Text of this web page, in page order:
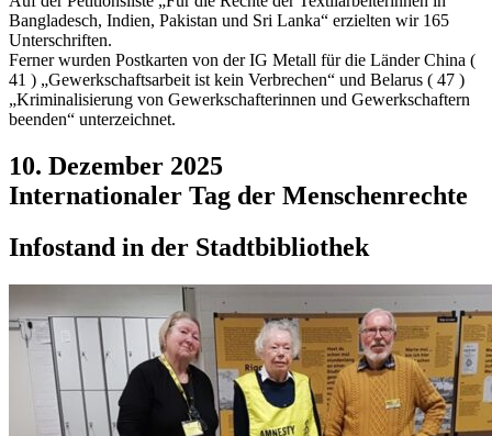
Bangladesch, Indien, Pakistan und Sri Lanka“ erzielten wir 165
Unterschriften.
Ferner wurden Postkarten von der IG Metall für die Länder China (
41 ) „Gewerkschaftsarbeit ist kein Verbrechen“ und Belarus ( 47 )
„Kriminalisierung von Gewerkschafterinnen und Gewerkschaftern
beenden“ unterzeichnet.
10. Dezember 2025
Internationaler Tag der Menschenrechte
Infostand in der Stadtbibliothek